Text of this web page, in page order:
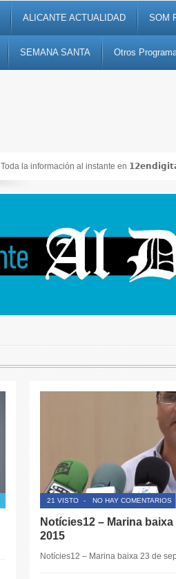
ALICANTE ACTUALIDAD SOM
SEMANA SANTA Otros
Noticias, debates, fiestas, cultura, ocio y
21 VISTO - NO HAY COMENTARIOS
Notícies12 – Marina
2015
Notícies12 – Marina baixa 23 de